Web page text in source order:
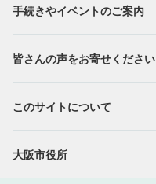
手続きやイベントのご案内
皆さんの声をお寄せください
このサイトについて
大阪市役所